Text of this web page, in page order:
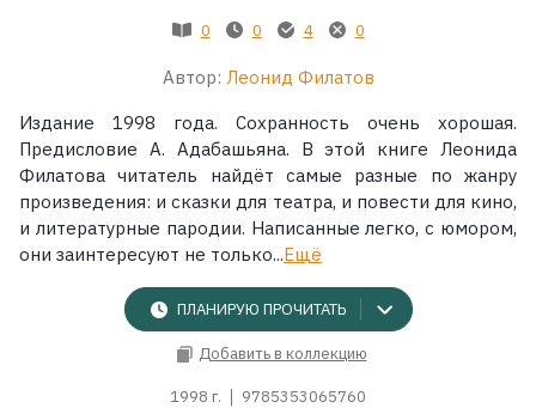
0 0 4 0
Автор: Леонид Филатов
Издание 1998 года. Сохранность очень хорошая.
Предисловие А. Адабашьяна. В этой книге Леонида
Филатова читатель найдёт самые разные по жанру
произведения: и сказки для театра, и повести для кино,
и литературные пародии. Написанные легко, с юмором,
они заинтересуют не только...Ещё
ПЛАНИРУЮ ПРОЧИТАТЬ
Добавить в коллекцию
1998 г. 9785353065760